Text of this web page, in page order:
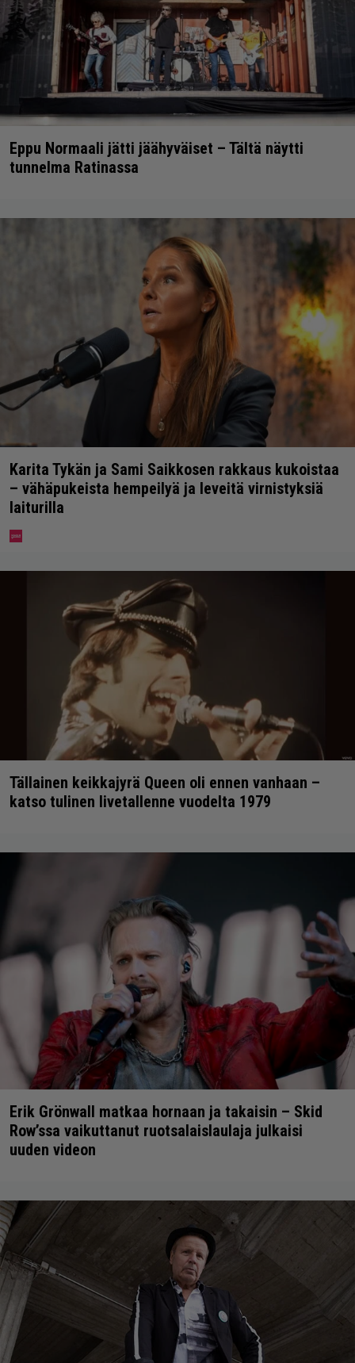
Eppu Normaali jätti jäähyväiset – Tältä näytti
tunnelma Ratinassa
Karita Tykän ja Sami Saikkosen rakkaus kukoistaa
– vähäpukeista hempeilyä ja leveitä virnistyksiä
laiturilla
Tällainen keikkajyrä Queen oli ennen vanhaan –
katso tulinen livetallenne vuodelta 1979
Erik Grönwall matkaa hornaan ja takaisin – Skid
Row’ssa vaikuttanut ruotsalaislaulaja julkaisi
uuden videon